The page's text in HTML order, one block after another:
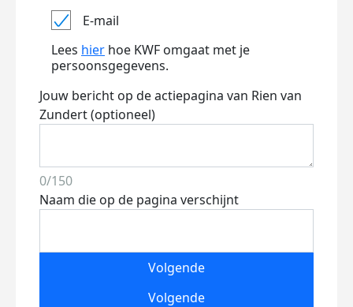
E-mail
Lees hier hoe KWF omgaat met je
persoonsgegevens.
Jouw bericht op de actiepagina van Rien van
Zundert (optioneel)
0/150
Naam die op de pagina verschijnt
Volgende
Volgende